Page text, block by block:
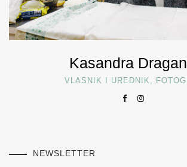
Kasandra
VLASNIK I UREDNIK,
NEWSLETTER